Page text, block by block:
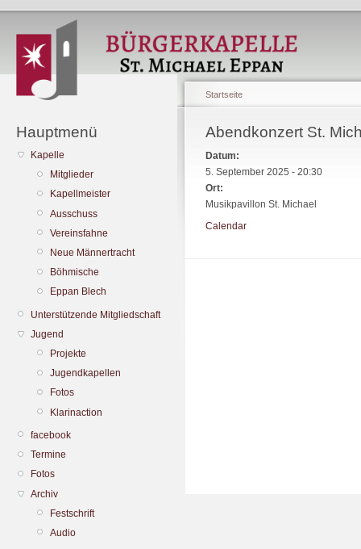
Hauptmenü
Kapelle
Mitglieder
Kapellmeister
Ausschuss
Vereinsfahne
Neue Männertracht
Böhmische
Eppan Blech
Unterstützende Mitgliedschaft
Jugend
Projekte
Jugendkapellen
Fotos
Klarinaction
facebook
Termine
Fotos
Archiv
Festschrift
Audio
Startseite
Abendkonzert St.
Datum:
5. September 2025 - 20:30
Ort:
Musikpavillon St. Michael
Calendar